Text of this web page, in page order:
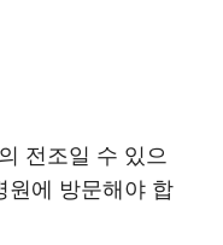
전조일 수 있으
원에 방문해야 합